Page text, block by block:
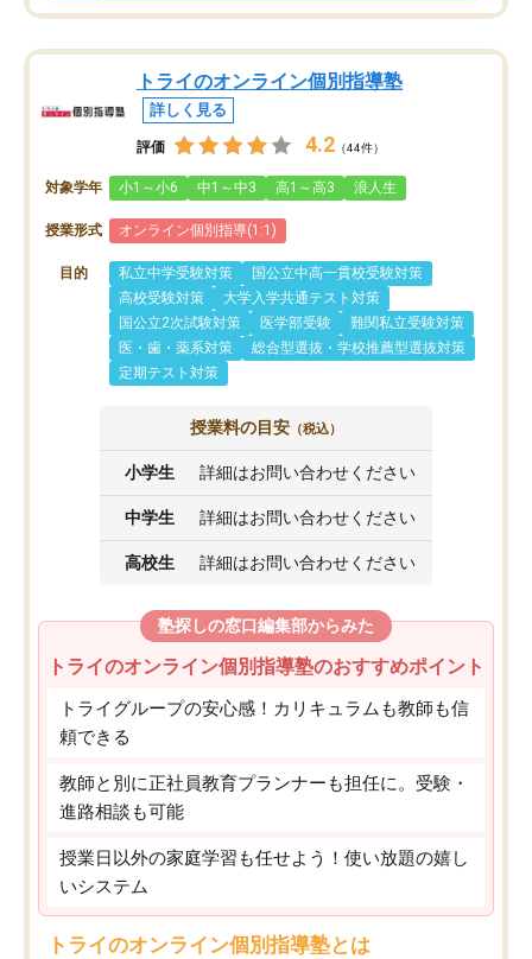
トライのオンライン個別指導塾
詳しく見る
評価 4.2 （44件）
対象学年 小1～小6 中1～中3 高1～高3 浪人生
授業形式 オンライン個別指導(1:1)
目的 私立中学受験対策
国公立中高一貫校受験対策
高校受験対策
大学入学共通テスト対策
国公立2次試験対策
医学部受験
難関私立受験対策
医・歯・薬系対策
総合型選抜・学校推薦型選抜対策
定期テスト対策
授業料の目安 （税込）
小学生 詳細はお問い合わせください
中学生 詳細はお問い合わせください
高校生 詳細はお問い合わせください
塾探しの窓口編集部からみた
トライのオンライン個別指導塾のおすすめポイント
トライグループの安心感！カリキュラムも教師も信
頼できる
教師と別に正社員教育プランナーも担任に。受験・
進路相談も可能
授業日以外の家庭学習も任せよう！使い放題の嬉し
いシステム
トライのオンライン個別指導塾とは